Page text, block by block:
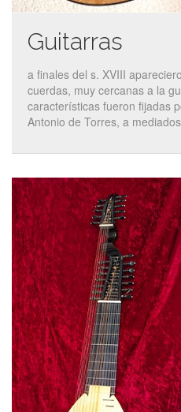
Guitarras
a finales del s. XVIII
cuerdas, muy cercanas a la
características fueron fijadas
Antonio de Torres, a